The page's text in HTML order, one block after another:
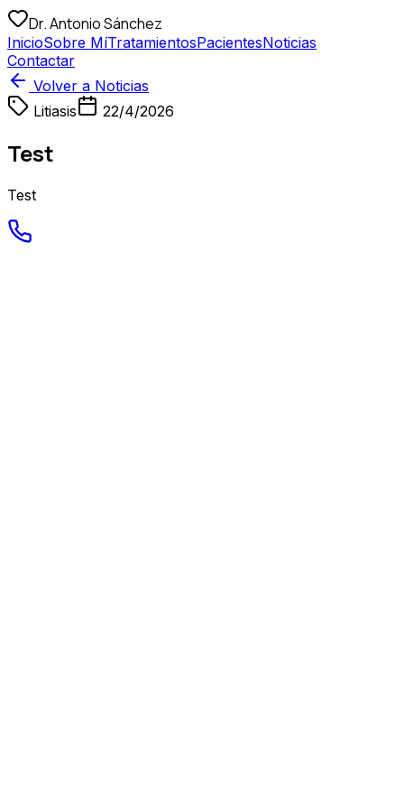
Dr. Antonio Sánchez
InicioSobre MíTratamientosPacientesNoticias
Contactar
Volver a Noticias
Litiasis
22/4/2026
Test
Test